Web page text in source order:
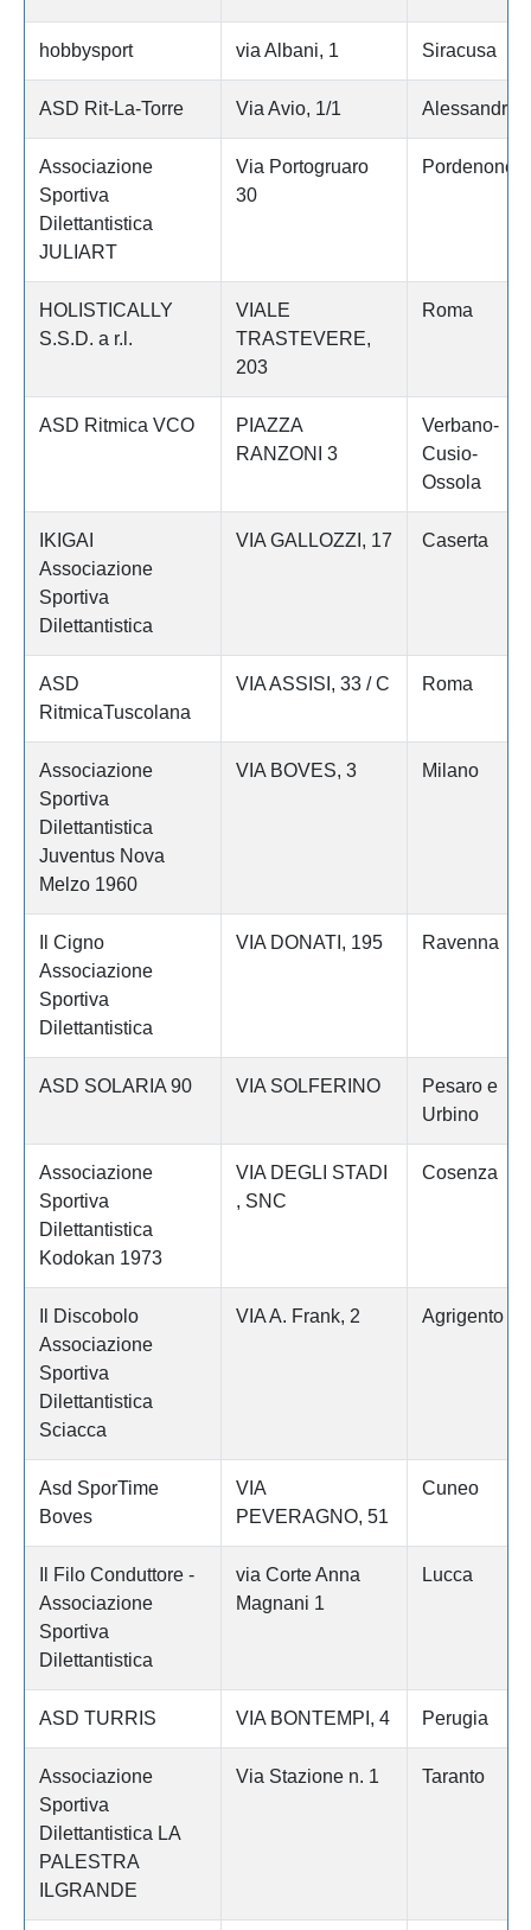
hobbysport via Albani, 1 Siracusa
ASD Rit-La-Torre Via Avio, 1/1 Alessandria
Associazione
Sportiva
Dilettantistica
JULIART
Via Portogruaro
30
Pordenone
HOLISTICALLY
S.S.D. a r.l.
VIALE
TRASTEVERE,
203
Roma
ASD Ritmica VCO
PIAZZA
RANZONI 3
Verbano-
Cusio-
Ossola
IKIGAI
Associazione
Sportiva
Dilettantistica
VIA GALLOZZI, 17 Caserta
ASD
RitmicaTuscolana
VIA ASSISI, 33 / C Roma
Associazione
Sportiva
Dilettantistica
Juventus Nova
Melzo 1960
VIA BOVES, 3 Milano
Il Cigno
Associazione
Sportiva
Dilettantistica
VIA DONATI, 195 Ravenna
ASD SOLARIA 90 VIA SOLFERINO
Pesaro e
Urbino
Associazione
Sportiva
Dilettantistica
Kodokan 1973
VIA DEGLI STADI
, SNC
Cosenza
Il Discobolo
Associazione
Sportiva
Dilettantistica
Sciacca
VIA A. Frank, 2 Agrigento
Asd SporTime
Boves
VIA
PEVERAGNO, 51
Cuneo
Il Filo Conduttore -
Associazione
Sportiva
Dilettantistica
via Corte Anna
Magnani 1
Lucca
ASD TURRIS VIA BONTEMPI, 4 Perugia
Associazione
Sportiva
Dilettantistica LA
PALESTRA
ILGRANDE
Via Stazione n. 1 Taranto